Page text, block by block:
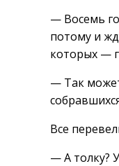
— Восемь
потому и
которых —
— Так
Все
— А толку?